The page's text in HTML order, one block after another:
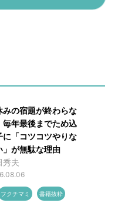
みの宿題が終わらな
毎年最後までため込
に「コツコツやりな
」が無駄な理由
秀夫
フクチマミ 書籍抜粋